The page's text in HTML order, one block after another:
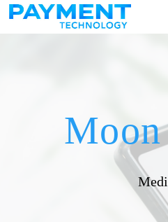
コンテンツへスキップ
メインナビゲーショ